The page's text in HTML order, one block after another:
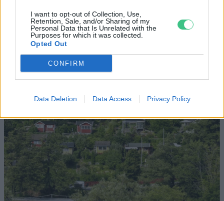
I want to opt-out of Collection, Use,
Retention, Sale, and/or Sharing of my
Personal Data that Is Unrelated with the
Purposes for which it was collected.
Opted Out
CONFIRM
Data Deletion Data Access Privacy Policy